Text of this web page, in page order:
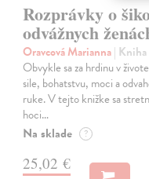
Rozprávky o
odvážnych
Oravcová Marianna| Kniha
Obvykle sa za hrdinu v
sile, bohatstvu, moci a
ruke. V tejto knižke sa
hoci…
Na sklade ?
25,02 €